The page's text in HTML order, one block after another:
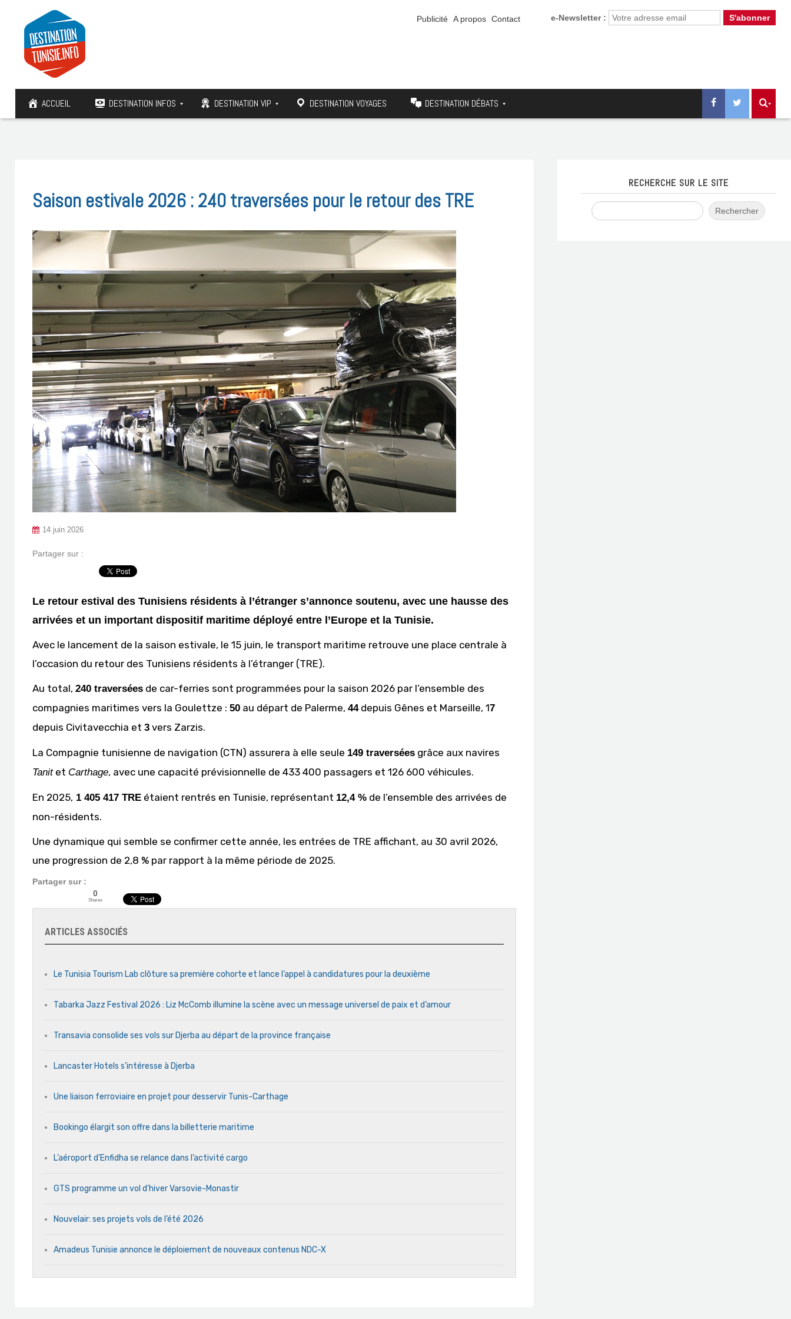
e-Newsletter :
Publicité A propos Contact
ACCUEIL DESTINATION INFOS DESTINATION VIP DESTINATION VOYAGES DESTINATION DÉBATS
Saison estivale 2026 : 240 traversées pour le retour des TRE
14 juin 2026
Partager sur :
Le retour estival des Tunisiens résidents à l’étranger s’annonce soutenu, avec une hausse des
arrivées et un important dispositif maritime déployé entre l’Europe et la Tunisie.
Avec le lancement de la saison estivale, le 15 juin, le transport maritime retrouve une place centrale à
l’occasion du retour des Tunisiens résidents à l’étranger (TRE).
Au total, 240 traversées de car-ferries sont programmées pour la saison 2026 par l’ensemble des
compagnies maritimes vers la Goulettze : 50 au départ de Palerme, 44depuis Gênes et Marseille, 17
depuis Civitavecchia et 3 vers Zarzis.
La Compagnie tunisienne de navigation (CTN) assurera à elle seule 149 traversées grâce aux navires
Tanitet Carthage, avec une capacité prévisionnelle de 433 400 passagers et 126 600 véhicules.
En 2025, 1 405 417 TRE étaient rentrés en Tunisie, représentant 12,4 % de l’ensemble des arrivées de
non-résidents.
Une dynamique qui semble se confirmer cette année, les entrées de TRE affichant, au 30 avril 2026,
une progression de 2,8 % par rapport à la même période de 2025.
Partager sur :
0
Shares
ARTICLES ASSOCIÉS
Le Tunisia Tourism Lab clôture sa première cohorte et lance l’appel à candidatures pour la deuxième
Tabarka Jazz Festival 2026 : Liz McComb illumine la scène avec un message universel de paix et d’amour
Transavia consolide ses vols sur Djerba au départ de la province française
Lancaster Hotels s’intéresse à Djerba
Une liaison ferroviaire en projet pour desservir Tunis-Carthage
Bookingo élargit son offre dans la billetterie maritime
L’aéroport d’Enfidha se relance dans l’activité cargo
GTS programme un vol d’hiver Varsovie-Monastir
Nouvelair: ses projets vols de l’été 2026
Amadeus Tunisie annonce le déploiement de nouveaux contenus NDC-X
RECHERCHE SUR LE SITE